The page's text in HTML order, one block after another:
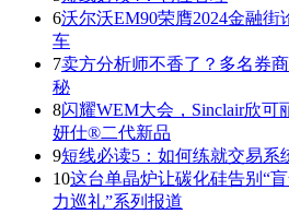
6沃尔沃EM90荣膺2024金融街
车
7卖方分析师不香了？多名券
秘
8闪耀WEM大会，Sinclair欣
妍仕®二代新品
9短线必读5：如何练就交易系
10这台单晶炉让碳化硅告别“
力巡礼”系列报道